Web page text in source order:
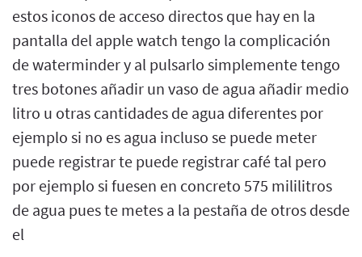
estos iconos de acceso directos que hay en la
pantalla del apple watch tengo la complicación
de waterminder y al pulsarlo simplemente tengo
tres botones añadir un vaso de agua añadir medio
litro u otras cantidades de agua diferentes por
ejemplo si no es agua incluso se puede meter
puede registrar te puede registrar café tal pero
por ejemplo si fuesen en concreto 575 mililitros
de agua pues te metes a la pestaña de otros desde
el